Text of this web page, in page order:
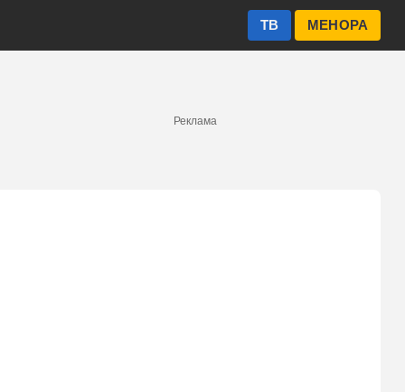
МЕНОРА
ТВ
Реклама